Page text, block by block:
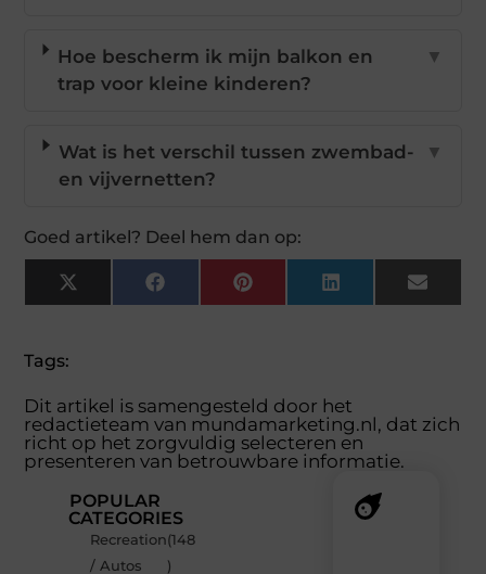
Hoe bescherm ik mijn balkon en
trap voor kleine kinderen?
▼
Wat is het verschil tussen zwembad-
en vijvernetten?
▼
Goed artikel? Deel hem dan op:
X
(Twitter)
FacebookPinterestLinkedInEmail
Tags:
Dit artikel is samengesteld door het
redactieteam van mundamarketing.nl, dat zich
richt op het zorgvuldig selecteren en
presenteren van betrouwbare informatie.
POPULAR
CATEGORIES
Recreation
/ Autos
(148
)